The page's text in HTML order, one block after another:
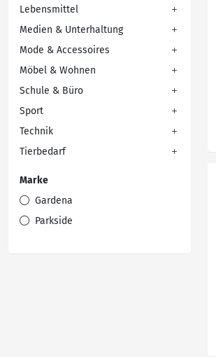
Lebensmittel
Medien & Unterhaltung
Mode & Accessoires
Möbel & Wohnen
Schule & Büro
Sport
Technik
Tierbedarf
Marke
Gardena
Parkside